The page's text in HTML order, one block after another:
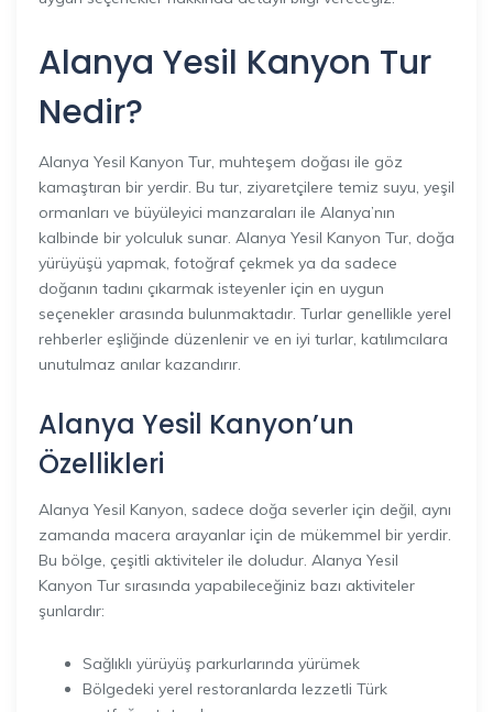
Alanya Yesil Kanyon Tur
Nedir?
Alanya Yesil Kanyon Tur, muhteşem doğası ile göz
kamaştıran bir yerdir. Bu tur, ziyaretçilere temiz suyu, yeşil
ormanları ve büyüleyici manzaraları ile Alanya’nın
kalbinde bir yolculuk sunar. Alanya Yesil Kanyon Tur, doğa
yürüyüşü yapmak, fotoğraf çekmek ya da sadece
doğanın tadını çıkarmak isteyenler için en uygun
seçenekler arasında bulunmaktadır. Turlar genellikle yerel
rehberler eşliğinde düzenlenir ve en iyi turlar, katılımcılara
unutulmaz anılar kazandırır.
Alanya Yesil Kanyon’un
Özellikleri
Alanya Yesil Kanyon, sadece doğa severler için değil, aynı
zamanda macera arayanlar için de mükemmel bir yerdir.
Bu bölge, çeşitli aktiviteler ile doludur. Alanya Yesil
Kanyon Tur sırasında yapabileceğiniz bazı aktiviteler
şunlardır:
Sağlıklı yürüyüş parkurlarında yürümek
Bölgedeki yerel restoranlarda lezzetli Türk